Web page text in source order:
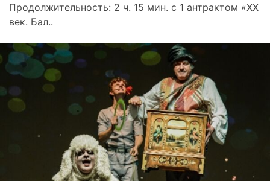
Продолжительность: 2 ч. 15 мин. с 1 антрактом «ХХ
век. Бал..